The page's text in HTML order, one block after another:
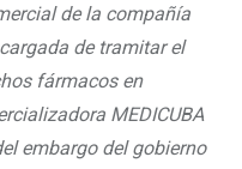
de la compañía
de tramitar el
fármacos en
MEDICUBA
embargo del gobierno